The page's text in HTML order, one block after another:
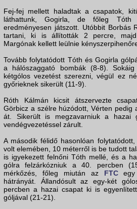
Fej-fej mellett haladtak a csapatok,
láthattunk, Gogirla, de főleg Tóth
eredményesen játszott. Utóbbit Borbás
tartani, ki is állították 2 percre,
Margónak kellett leülnie
Tovább folytatódott Tóth és Gogirla
a hálószaggató bombák (8-8).
kétgólos vezetést szerezni, végül ez
győrieknek sikerült (11-9).
Róth Kálmán kicsit átszervezte
Görbicz a szélre húzódott, Vérten pedig
át. Sikerült is megzavarniuk a hazai
vendégvezetéssel zárult.
A második félidő hasonlóan
volt elemében, 10 méterről is be tudott
is igyekezett felnőni Tóth mellé, és a
gólra felzárkózniuk a 40. percben
mérkőzés, főleg miután az FTCegy
hátrányát. Állandósult az egy-két
percben a hazai csapat ki is
góljával (21-21).